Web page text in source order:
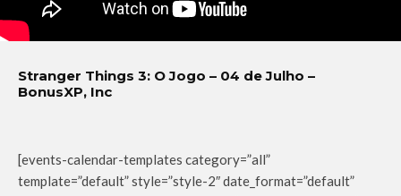
Stranger Things 3: O Jogo – 04 de Julho –
BonusXP, Inc
[events-calendar-templates category=”all”
template=”default” style=”style-2″ date_format=”default”